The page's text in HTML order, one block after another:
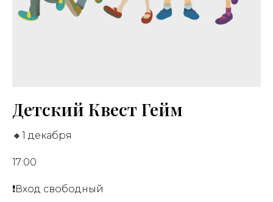
Детский Квест Гейм
🔸1 декабря
17:00
❗️Вход свободный